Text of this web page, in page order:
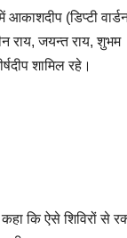
(डिप्टी
राय, जयन्त राय, शुभम
शामिल रहे।
कि ऐसे शिविरों से